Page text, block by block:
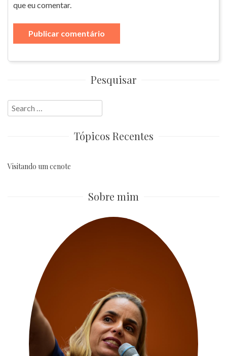
que eu comentar.
Pesquisar
Search
for:
Tópicos Recentes
Visitando um cenote
Sobre mim